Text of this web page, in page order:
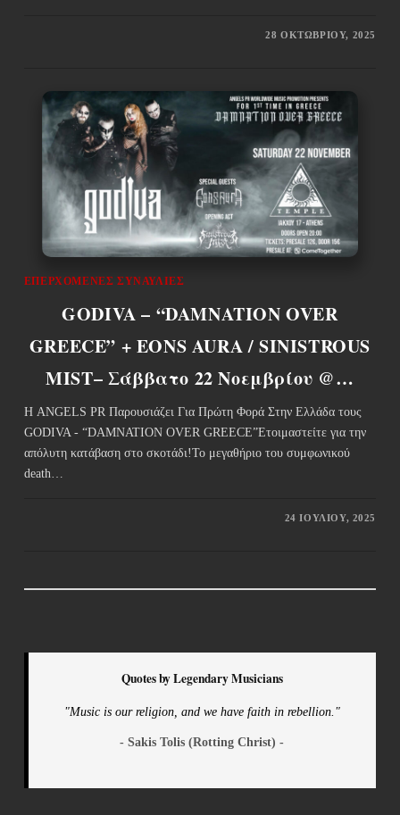
28 ΟΚΤΩΒΡΊΟΥ, 2025
ΕΠΕΡΧΌΜΕΝΕΣ ΣΥΝΑΥΛΊΕΣ
GODIVA – “DAMNATION OVER
GREECE” + EONS AURA / SINISTROUS
MIST– Σάββατο 22 Νοεμβρίου @…
Η ANGELS PR Παρουσιάζει Για Πρώτη Φορά Στην Ελλάδα τους
GODIVA - “DAMNATION OVER GREECE”Ετοιμαστείτε για την
απόλυτη κατάβαση στο σκοτάδι!Το μεγαθήριο του συμφωνικού
death…
24 ΙΟΥΛΊΟΥ, 2025
Quotes by Legendary Musicians
"Music is our religion, and we have faith in rebellion."
- Sakis Tolis (Rotting Christ) -